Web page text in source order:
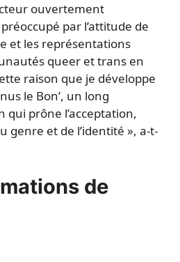
ouvertement
par l’attitude de
et les représentations
queer et trans en
raison que je développe
le Bon’, un long
qui prône l’acceptation,
genre et de l’identité », a-t-
de